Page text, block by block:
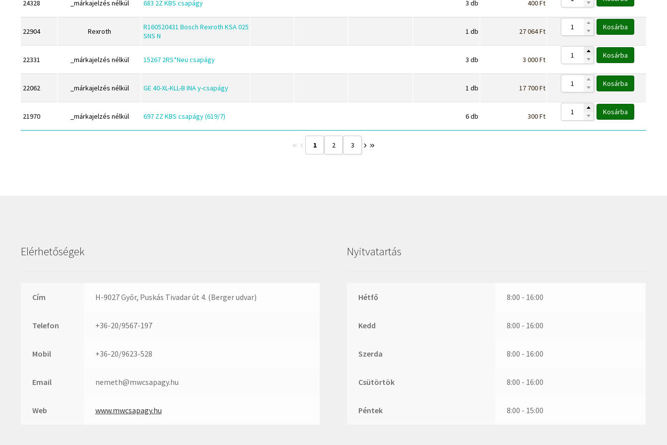
Mitsuboshi
MSC
Nachi
NIS
NMB
Rubena
SWR
Temapack
URB
WUH
IBC
KBS
KG
KML
KOYO
NTN
PERMAGLIDE
Rexroth
Rubena
24328 _márkajelzés nélkül 683 2Z KBS csapágy 3 db 400Ft
22904 Rexroth
R160520431 Bosch Rexroth KSA 025
SNS N
1 db 27 064Ft Kosárba
22331 _márkajelzés nélkül 15267 2RS*Neu csapágy 3 db 3 000Ft Kosárba
22062 _márkajelzés nélkül GE 40-XL-KLL-B INA y-csapágy 1 db 17 700Ft Kosárba
21970 _márkajelzés nélkül 697 ZZ KBS csapágy (619/7) 6db 300Ft Kosárba
1 2 3
Elérhetőségek
Cím H-9027 Győr, Puskás Tivadar út 4. (Berger udvar)
Telefon +36-20/9567-197
Mobil +36-20/9623-528
Email nemeth@mwcsapagy.hu
Web www.mwcsapagy.hu
Nyitvatartás
Hétfő 8:00 - 16:00
Kedd 8:00 - 16:00
Szerda 8:00 - 16:00
Csütörtök 8:00 - 16:00
Péntek 8:00 - 15:00